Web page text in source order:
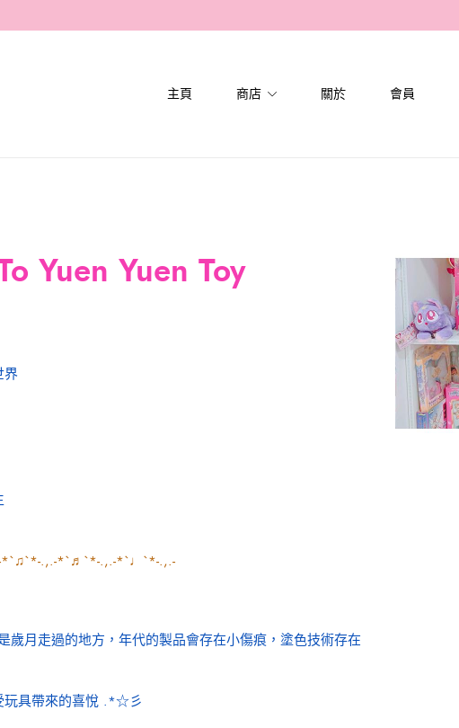
主頁 商店 關於 會員
Yuen Yuen Toy
界
.,.-*`♬`*-.,.-*`♩`*-.,.-
歲月走過的地方，年代的製品會存在小傷痕，塗色技術存在
玩具帶來的喜悅 .*☆彡